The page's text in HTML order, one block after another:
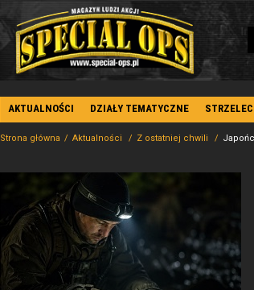
AKTUALNOŚCI DZIAŁY TEMATYCZNE
Strona główna Aktualności Z ostatniej chwili